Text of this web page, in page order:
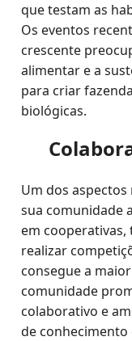
que testam as
Os eventos
crescente
alimentar e a
para criar
biológicas.
Um dos
sua comunidade
em
realizar
consegue a
comunidade
colaborativo e
de conhecimento